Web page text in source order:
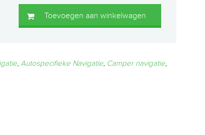
Toevoegen aan winkelwagen
,Autospecifieke Navigatie, Camper navigatie,